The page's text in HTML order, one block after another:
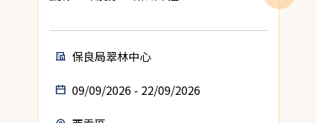
保良局翠林中心
09/09/2026 - 22/09/2026